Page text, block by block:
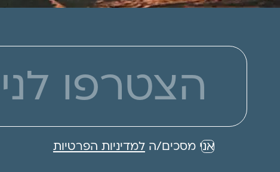
אני מסכים/הלמדיניות הפרטיות